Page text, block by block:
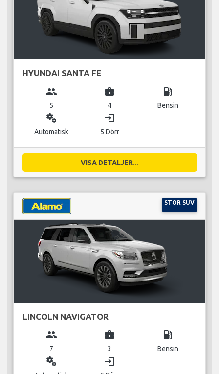
HYUNDAI SANTA FE
group
5
business_center
4
local_gas_station
Bensin
miscellaneous_services
Automatisk
login
5 Dörr
VISA DETALJER...
STOR SUV
LINCOLN NAVIGATOR
group
7
business_center
3
local_gas_station
Bensin
miscellaneous_services login